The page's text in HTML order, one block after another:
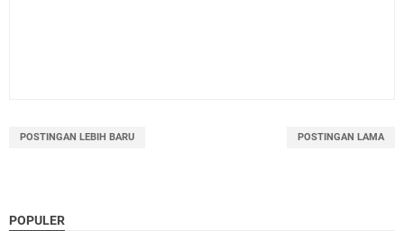
POSTINGAN LEBIH BARU POSTINGAN LAMA
POPULER